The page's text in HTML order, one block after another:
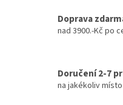
Doprava
nad 3900.-Kč po
Doručení 2-7
na jakékoliv místo